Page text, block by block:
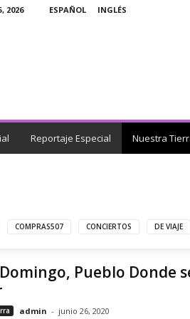
2026 ESPAÑOL INGLÉS
Reportaje Especial Nuestra
COMPRAS507 CONCIERTOS DE VIAJE
Pueblo Donde
admin - junio 26, 2020